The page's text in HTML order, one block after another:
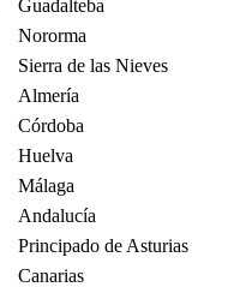
Guadalteba
Nororma
Sierra de las Nieves
Almería
Córdoba
Huelva
Málaga
Andalucía
Principado de Asturias
Canarias